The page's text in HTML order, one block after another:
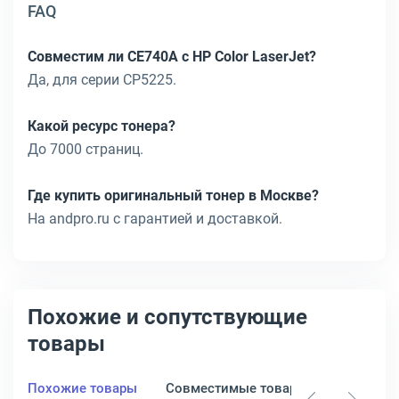
FAQ
Совместим ли CE740A с HP Color LaserJet?
Да, для серии CP5225.
Какой ресурс тонера?
До 7000 страниц.
Где купить оригинальный тонер в Москве?
На andpro.ru с гарантией и доставкой.
Похожие и сопутствующие
товары
Похожие товары Совместимые товары